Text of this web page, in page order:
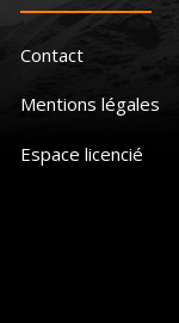
Contact
Mentions légales
Espace licencié